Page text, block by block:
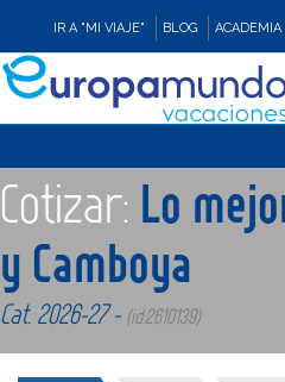
IR A "MI VIAJE" BLOG ACADEMIA
Cotizar: Lo
y Camboya
Cat. 2026-27 - (id:2610139)